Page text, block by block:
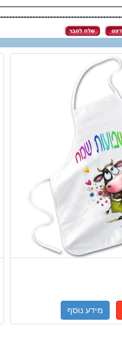
מידע נוסף